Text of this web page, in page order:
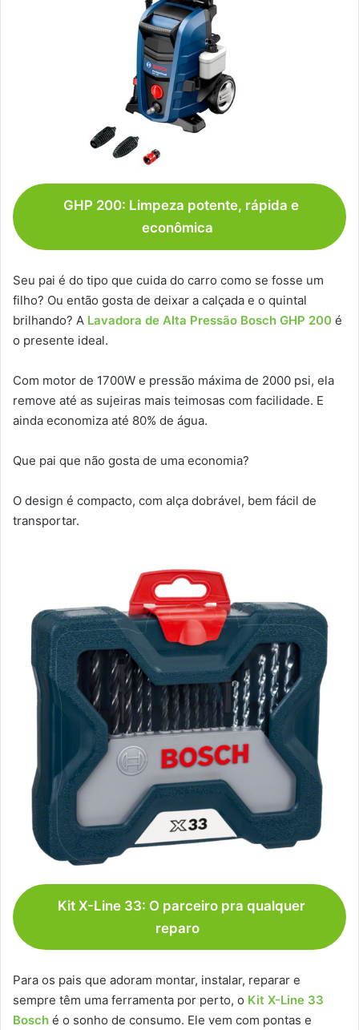
GHP 200: Limpeza potente, rápida e
econômica
Seu pai é do tipo que cuida do carro como se fosse um
filho? Ou então gosta de deixar a calçada e o quintal
brilhando? A Lavadora de Alta Pressão Bosch GHP 200 é
o presente ideal.
Com motor de 1700W e pressão máxima de 2000 psi, ela
remove até as sujeiras mais teimosas com facilidade. E
ainda economiza até 80% de água.
Que pai que não gosta de uma economia?
O design é compacto, com alça dobrável, bem fácil de
transportar.
Kit X-Line 33: O parceiro pra qualquer
reparo
Para os pais que adoram montar, instalar, reparar e
sempre têm uma ferramenta por perto, o Kit X-Line 33
Bosch é o sonho de consumo. Ele vem com pontas e